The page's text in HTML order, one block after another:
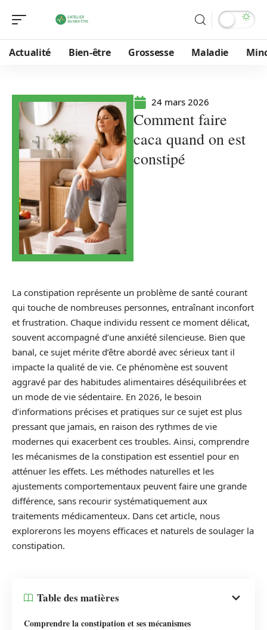
Actualité Bien-être Grossesse Maladie
24 mars 2026
Comment faire
caca quand on est
constipé
La constipation représente un problème de santé courant
qui touche de nombreuses personnes, entraînant inconfort
et frustration. Chaque individu ressent ce moment délicat,
souvent accompagné d’une anxiété silencieuse. Bien que
banal, ce sujet mérite d’être abordé avec sérieux tant il
impacte la qualité de vie. Ce phénomène est souvent
aggravé par des habitudes alimentaires déséquilibrées et
un mode de vie sédentaire. En 2026, le besoin
d’informations précises et pratiques sur ce sujet est plus
pressant que jamais, en raison des rythmes de vie
modernes qui exacerbent ces troubles. Ainsi, comprendre
les mécanismes de la constipation est essentiel pour en
atténuer les effets. Les méthodes naturelles et les
ajustements comportementaux peuvent faire une grande
différence, sans recourir systématiquement aux
traitements médicamenteux. Dans cet article, nous
explorerons les moyens efficaces et naturels de soulager la
constipation.
Table des matières
Comprendre la constipation et ses mécanismes